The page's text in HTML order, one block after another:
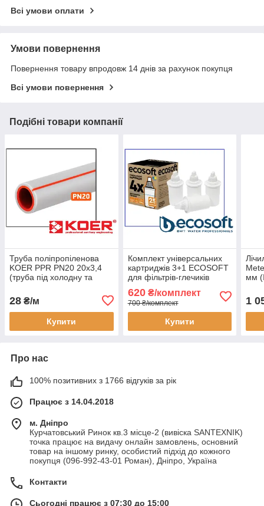
Всі умови оплати
Умови повернення
Повернення товару впродовж 14 днів за рахунок покупця
Всі умови повернення
Подібні товари компанії
Труба поліпропіленова
KOER PPR PN20 20х3,4
(труба під холодну та
28 ₴/м
Купити
Комплект універсальних
картриджів 3+1 ECOSOFT
для фільтрів-глечиків
CRVKABN4ECO
620₴/комплект
700 ₴/комплект
Купити
мм
1
Про нас
100% позитивних з 1766 відгуків за рік
Працює з 14.04.2018
м. Дніпро
Курчатовський Ринок кв.3 місце-2 (вивіска SANTEXNIK)
точка працює на видачу онлайн замовлень, основний
товар на іншому ринку, особистий підхід до кожного
покупця (096-992-43-01 Роман), Дніпро, Україна
Контакти
Сьогодні працює з 07:30 до 15:00